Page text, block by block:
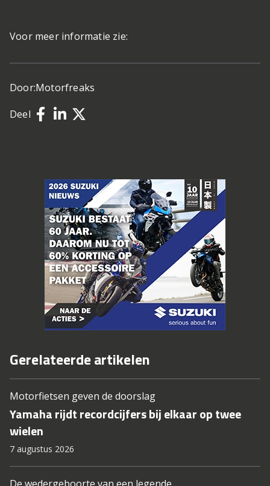
Voor meer informatie zie:
Door:Motorfreaks
Deel
Gerelateerde artikelen
Motorfietsen geven de doorslag
Yamaha rijdt recordcijfers bij elkaar op twee
wielen
7 augustus 2026